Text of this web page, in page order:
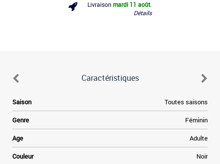
Livraison mardi 11 août
Détails
Caractéristiques
Saison Toutes saisons
Genre Féminin
Age Adulte
Couleur Noir